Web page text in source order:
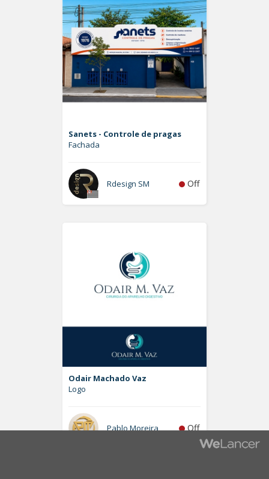
Sanets - Controle de pragas
Fachada
Rdesign SM Off
Odair Machado Vaz
Logo
Pablo Moreira Off